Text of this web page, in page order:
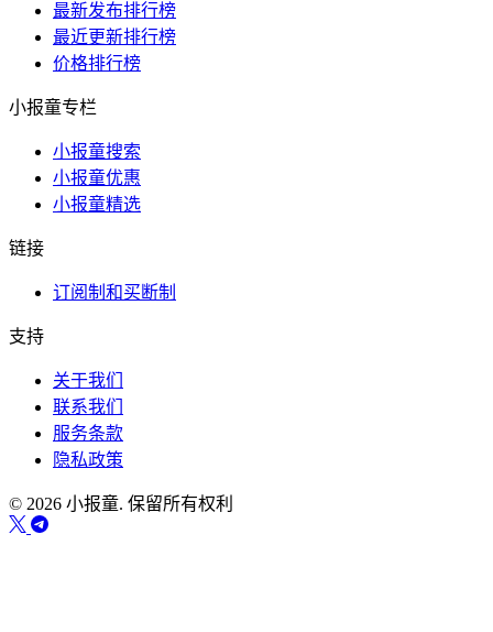
最新发布排行榜
最近更新排行榜
价格排行榜
小报童专栏
小报童搜索
小报童优惠
小报童精选
链接
订阅制和买断制
支持
关于我们
联系我们
服务条款
隐私政策
© 2026 小报童. 保留所有权利